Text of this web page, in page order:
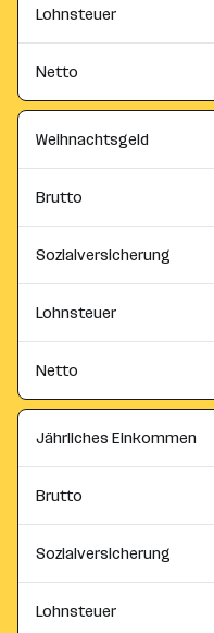
Lohnsteuer
Netto
Weihnachtsgeld
Brutto
Sozialversicherung
Lohnsteuer
Netto
Jährliches Einkommen
Brutto
Sozialversicherung
Lohnsteuer